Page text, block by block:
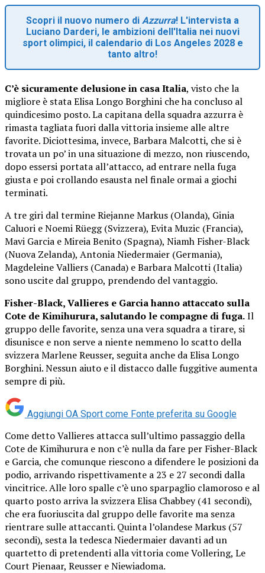
Scopri il nuovo numero di Azzurra! L'intervista a
Luciano Darderi, le ambizioni dell'Italia nei nuovi
sport olimpici, il calendario di Los Angeles 2028 e
tanto altro!
C’è sicuramente delusione in casa Italia, visto che la
migliore è stata Elisa Longo Borghini che ha concluso al
quindicesimo posto. La capitana della squadra azzurra è
rimasta tagliata fuori dalla vittoria insieme alle altre
favorite. Diciottesima, invece, Barbara Malcotti, che si è
trovata un po’ in una situazione di mezzo, non riuscendo,
dopo essersi portata all’attacco, ad entrare nella fuga
giusta e poi crollando esausta nel finale ormai a giochi
terminati.
A tre giri dal termine Riejanne Markus (Olanda), Ginia
Caluori e Noemi Rüegg (Svizzera), Evita Muzic (Francia),
Mavi Garcia e Mireia Benito (Spagna), Niamh Fisher-Black
(Nuova Zelanda), Antonia Niedermaier (Germania),
Magdeleine Valliers (Canada) e Barbara Malcotti (Italia)
sono uscite dal gruppo, prendendo del vantaggio.
Fisher-Black, Vallieres e Garcia hanno attaccato sulla
Cote de Kimihurura, salutando le compagne di fuga.Il
gruppo delle favorite, senza una vera squadra a tirare, si
disunisce e non serve a niente nemmeno lo scatto della
svizzera Marlene Reusser, seguita anche da Elisa Longo
Borghini. Nessun aiuto e il distacco dalle fuggitive aumenta
sempre di più.
Aggiungi OA Sport come Fonte preferita su Google
Come detto Vallieres attacca sull’ultimo passaggio della
Cote de Kimihurura e non c’è nulla da fare per Fisher-Black
e Garcia, che comunque riescono a difendere le posizioni da
podio, arrivando rispettivamente a 23 e 27 secondi dalla
vincitrice. Alle loro spalle c’è uno sparpaglio clamoroso e al
quarto posto arriva la svizzera Elisa Chabbey (41 secondi),
che era fuoriuscita dal gruppo delle favorite ma senza
rientrare sulle attaccanti. Quinta l’olandese Markus (57
secondi), sesta la tedesca Niedermaier davanti ad un
quartetto di pretendenti alla vittoria come Vollering, Le
Court Pienaar, Reusser e Niewiadoma.